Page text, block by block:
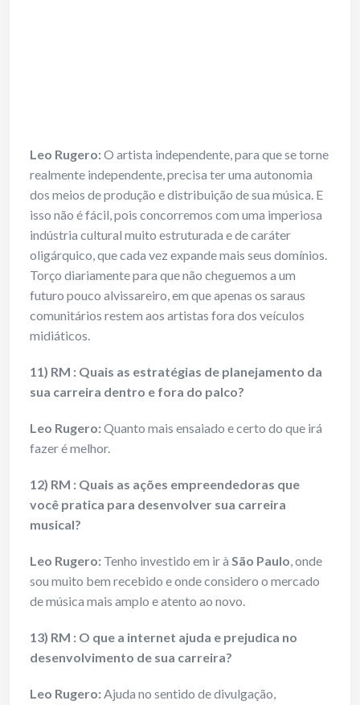
Leo Rugero:O artista independente, para que se torne
realmente independente, precisa ter uma autonomia
dos meios de produção e distribuição de sua música. E
isso não é fácil, pois concorremos com uma imperiosa
indústria cultural muito estruturada e de caráter
oligárquico, que cada vez expande mais seus domínios.
Torço diariamente para que não cheguemos a um
futuro pouco alvissareiro, em que apenas os saraus
comunitários restem aos artistas fora dos veículos
midiáticos.
11) RM : Quais as estratégias de planejamento da
sua carreira dentro e fora do palco?
Leo Rugero:Quanto mais ensaiado e certo do que irá
fazer é melhor.
12) RM : Quais as ações empreendedoras que
você pratica para desenvolver sua carreira
musical?
Leo Rugero: Tenho investido em ir à São Paulo, onde
sou muito bem recebido e onde considero o mercado
de música mais amplo e atento ao novo.
13) RM : O que a internet ajuda e prejudica no
desenvolvimento de sua carreira?
Leo Rugero:Ajuda no sentido de divulgação,